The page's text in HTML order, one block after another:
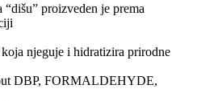
proizveden je prema
njeguje i hidratizira prirodne
DBP, FORMALDEHYDE,